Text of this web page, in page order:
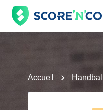
Accueil Handball